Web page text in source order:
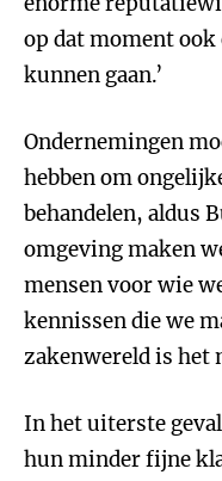
op dat moment ook
kunnen gaan.’
Ondernemingen
hebben om
behandelen, aldus
omgeving maken
mensen voor wie
kennissen die we
zakenwereld is het
In het uiterste
hun minder fijne